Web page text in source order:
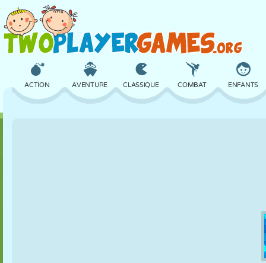
ACTION AVENTURE CLASSIQUE COMBAT ENFANTS